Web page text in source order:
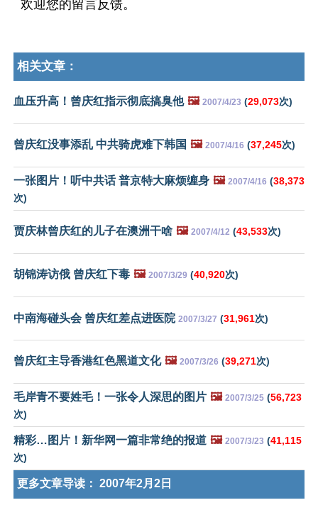
欢迎您的留言反馈。
相关文章：
血压升高！曾庆红指示彻底搞臭他 🖼️ 2007/4/23 (29,073次)
曾庆红没事添乱 中共骑虎难下韩国 🖼️ 2007/4/16 (37,245次)
一张图片！听中共话 普京特大麻烦缠身 🖼️ 2007/4/16 (38,373
次)
贾庆林曾庆红的儿子在澳洲干啥 🖼️ 2007/4/12 (43,533次)
胡锦涛访俄 曾庆红下毒 🖼️ 2007/3/29 (40,920次)
中南海碰头会 曾庆红差点进医院 2007/3/27 (31,961次)
曾庆红主导香港红色黑道文化 🖼️ 2007/3/26 (39,271次)
毛岸青不要姓毛！一张令人深思的图片 🖼️ 2007/3/25 (56,723
次)
精彩…图片！新华网一篇非常绝的报道 🖼️ 2007/3/23 (41,115
次)
更多文章导读： 2007年2月2日